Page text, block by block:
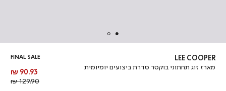
LEE COOPER
מארז זוג תחתוני בוקסר סדרת ביצועים יומיומית
FINAL SALE
מחיר
מוצר
90.93 ₪
129.90 ₪